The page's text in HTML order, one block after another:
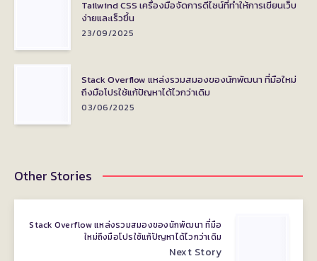
Tailwind CSS เครื่องมือจัดการดีไซน์ที่ทำให้การเขียนเว็บ
ง่ายและเร็วขึ้น
23/09/2025
Stack Overflow แหล่งรวมสมองของนักพัฒนา ที่มือใหม่
ถึงมือโปรใช้แก้ปัญหาได้ไวกว่าเดิม
03/06/2025
Other Stories
Stack Overflow แหล่งรวมสมองของนักพัฒนา ที่มือ
ใหม่ถึงมือโปรใช้แก้ปัญหาได้ไวกว่าเดิม
Next Story